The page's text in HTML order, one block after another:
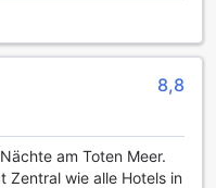
benötigen. Nach dem
Der private Strand des
Wasser des
heilenden
erleben – eine perfekte
in einer
8,8
am Toten Meer.
Zentral wie alle Hotels in